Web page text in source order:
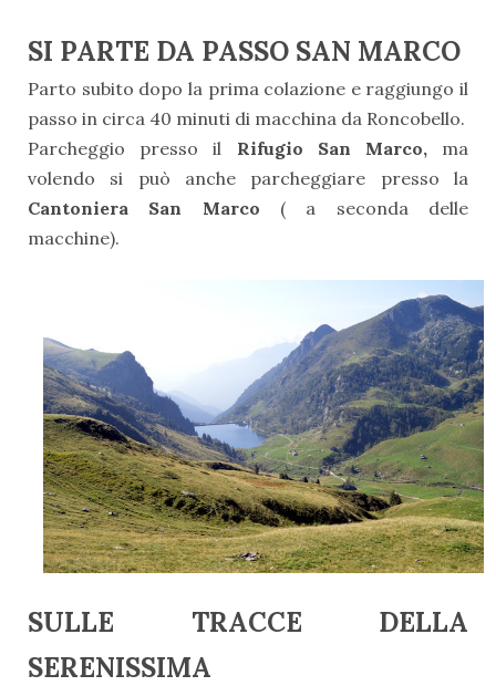
SI PARTE DA PASSO SAN MARCO
Parto subito dopo la prima colazione e raggiungo il
passo in circa 40 minuti di macchina da Roncobello.
Parcheggio presso il Rifugio San Marco, ma
volendo si può anche parcheggiare presso la
Cantoniera San Marco ( a seconda delle
macchine).
SULLE TRACCE DELLA
SERENISSIMA